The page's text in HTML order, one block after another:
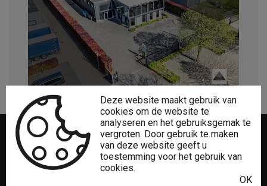
Niet gevondenwat u zocht?
Deze website maakt gebruik van
cookies om de website te
analyseren en het gebruiksgemak te
vergroten. Door gebruik te maken
van deze website geeft u
toestemming voor het gebruik van
cookies.
OK